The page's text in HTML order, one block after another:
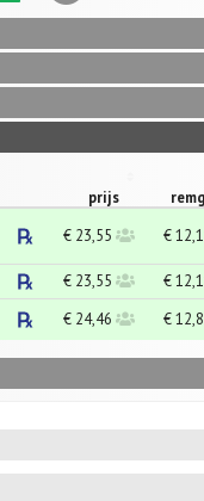
prijs
€ 23,55 €
€ 23,55 €
€ 24,46 €